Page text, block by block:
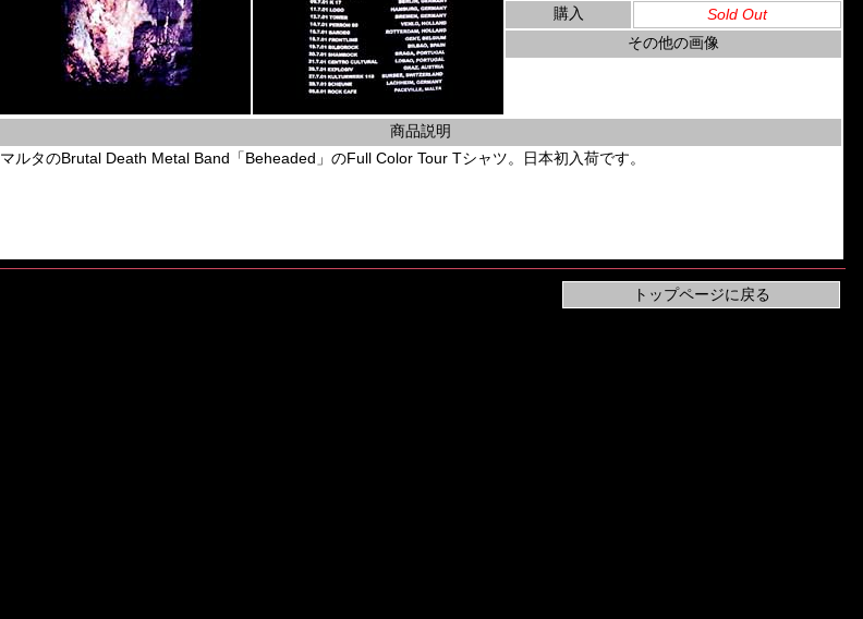
購入
Sold Out
その他の画像
商品説明
マルタのBrutal Death Metal Band「Beheaded」のFull Color Tour Tシャツ。日本初入荷です。